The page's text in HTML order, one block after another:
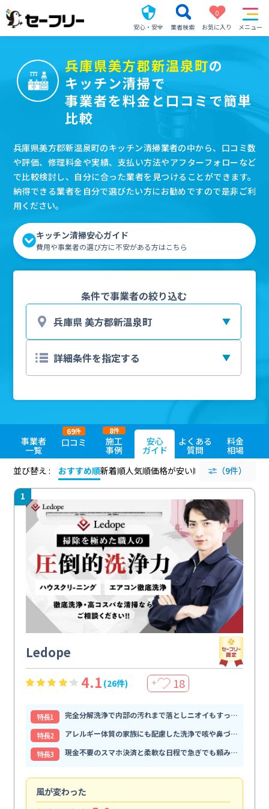
安心・安全 業者検索
0
お気に入り
メニュー
兵庫県美方郡新温泉町の
キッチン清掃で
事業者を料金と口コミで簡単
比較
兵庫県美方郡新温泉町のキッチン清掃業者の中から、口コミ数
や評価、修理料金や実績、支払い方法やアフターフォローなど
で比較検討し、自分に合った業者を見つけることができます。
納得できる業者を自分で選びたい方にお勧めですので是非ご利
用ください。
キッチン清掃安心ガイド
費用や事業者の選び方に不安がある方はこちら
条件で事業者の絞り込む
事業者
一覧
口コミ
69件
施工
事例
8件
安心
ガイド
よくある
質問
料金
相場
並び替え :
おすすめ順新着順人気順価格が安い順 評価が高い順
（9件）
1
Ledope
4.1 (26件) ＋ 18
特⻑1
完全分解洗浄で内部の汚れまで落としニオイもすっきり解消
特⻑2
アレルギー体質の家族にも配慮した洗浄で咳や鼻づまりが和らぐ
特⻑3
現金不要のスマホ決済と柔軟な日程で急ぎでも頼みやすい
風が変わった